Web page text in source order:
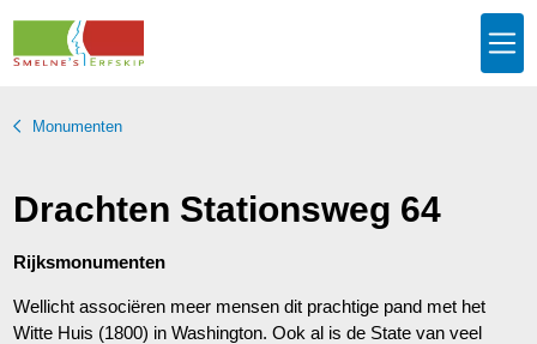
Monumenten
Drachten Stationsweg 64
Rijksmonumenten
Wellicht associëren meer mensen dit prachtige pand met het
Witte Huis (1800) in Washington. Ook al is de State van veel